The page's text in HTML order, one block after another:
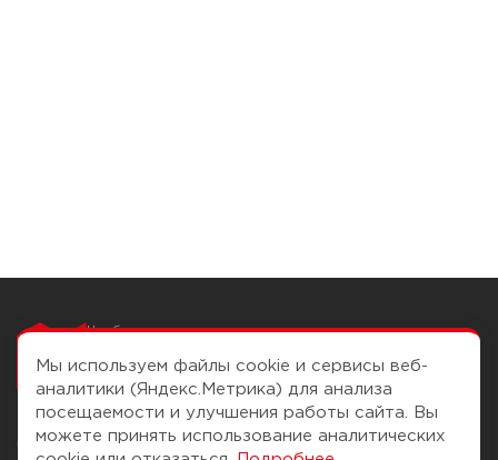
Чтобы вам легко
О компании Помощь
Мы используем файлы cookie и сервисы веб-
аналитики (Яндекс.Метрика) для анализа
посещаемости и улучшения работы сайта. Вы
можете принять использование аналитических